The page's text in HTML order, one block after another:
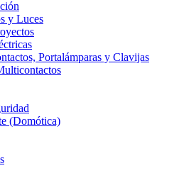
y Luces
Portalámparas y Clavijas
(Domótica)